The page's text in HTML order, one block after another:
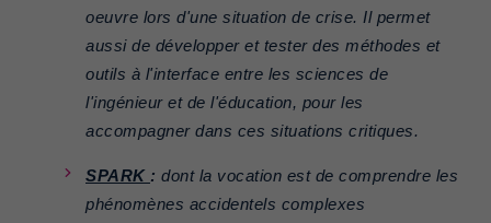
oeuvre lors d'une situation de crise. Il permet
aussi de développer et tester des méthodes et
outils à l'interface entre les sciences de
l'ingénieur et de l'éducation, pour les
accompagner dans ces situations critiques.
SPARK : dont la vocation est de comprendre les
phénomènes accidentels complexes